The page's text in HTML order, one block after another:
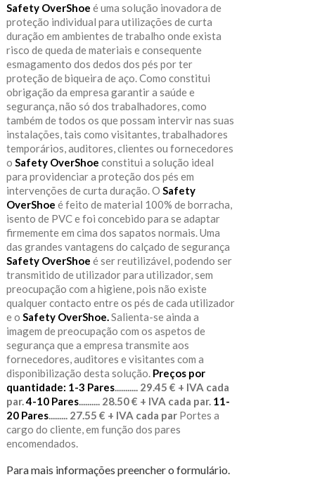
Safety OverShoe é uma solução inovadora de
proteção individual para utilizações de curta
duração em ambientes de trabalho onde exista
risco de queda de materiais e consequente
esmagamento dos dedos dos pés por ter
proteção de biqueira de aço. Como constitui
obrigação da empresa garantir a saúde e
segurança, não só dos trabalhadores, como
também de todos os que possam intervir nas suas
instalações, tais como visitantes, trabalhadores
temporários, auditores, clientes ou fornecedores
o Safety OverShoe constitui a solução ideal
para providenciar a proteção dos pés em
intervenções de curta duração. O Safety
OverShoe é feito de material 100% de borracha,
isento de PVC e foi concebido para se adaptar
firmemente em cima dos sapatos normais. Uma
das grandes vantagens do calçado de segurança
Safety OverShoe é ser reutilizável, podendo ser
transmitido de utilizador para utilizador, sem
preocupação com a higiene, pois não existe
qualquer contacto entre os pés de cada utilizador
e o Safety OverShoe. Salienta-se ainda a
imagem de preocupação com os aspetos de
segurança que a empresa transmite aos
fornecedores, auditores e visitantes com a
disponibilização desta solução. Preços por
quantidade: 1-3 Pares........... 29.45 € + IVA cada
par. 4-10 Pares.......... 28.50 € + IVA cada par. 11-
20 Pares......... 27.55 € + IVA cada parPortes a
cargo do cliente, em função dos pares
encomendados.
Para mais informações preencher o formulário.